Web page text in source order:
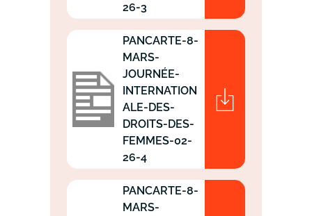
26-3
PANCARTE-8-
MARS-
JOURNÉE-
INTERNATION
ALE-DES-
DROITS-DES-
FEMMES-02-
26-4
PANCARTE-8-
MARS-